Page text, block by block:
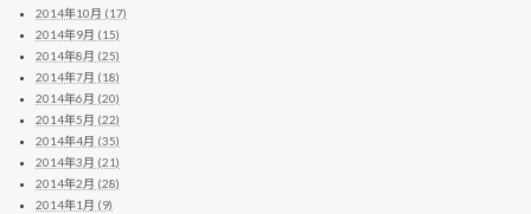
2014年10月 (17)
2014年9月 (15)
2014年8月 (25)
2014年7月 (18)
2014年6月 (20)
2014年5月 (22)
2014年4月 (35)
2014年3月 (21)
2014年2月 (28)
2014年1月 (9)